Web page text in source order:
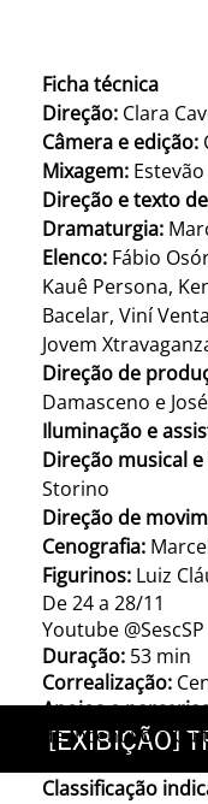
[EXIBIÇÃO]
Ficha técnica
Direção: Clara
Câmera e edição:
Mixagem:
Direção e texto de
Dramaturgia:
Elenco: Fábio
Kauê Persona,
Bacelar, Viní
Jovem
Direção de
Damasceno e
Iluminação e
Direção musical
Storino
Direção de
Cenografia:
Figurinos: Luiz
De 24 a 28/11
Youtube @SescSP
Duração: 53 min
Correalização:
Apoios e
de Incentivo à
Economia
Classificação